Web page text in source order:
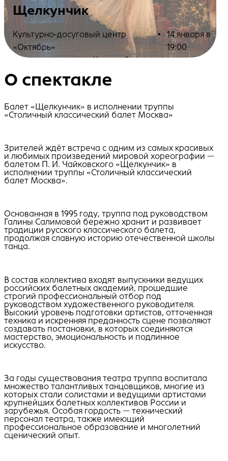
Щелкунчик
Культурно-досуговый центр
«Октябрь»
•
14 января в
19:00
Купить билеты
О спектакле
Балет «Щелкунчик» в исполнении труппы
«Столичный классический балет Москва»
Зрителей ждёт встреча с одним из самых красивых
и любимых произведений мировой хореографии —
балетом П. И. Чайковского «Щелкунчик» в
исполнении труппы «Столичный классический
балет Москва».
Основанная в 1995 году, труппа под руководством
Галины Салимовой бережно хранит и развивает
традиции русского классического балета,
продолжая славную историю отечественной школы
танца.
В состав коллектива входят выпускники ведущих
российских балетных академий, прошедшие
строгий профессиональный отбор под
руководством художественного руководителя.
Высокий уровень подготовки артистов, отточенная
техника и искренняя преданность сцене позволяют
создавать постановки, в которых соединяются
мастерство, эмоциональность и подлинное
искусство.
За годы существования театра труппа воспитала
множество талантливых танцовщиков, многие из
которых стали солистами и ведущими артистами
крупнейших балетных коллективов России и
зарубежья. Особая гордость — технический
персонал театра, также имеющий
профессиональное образование и многолетний
сценический опыт.